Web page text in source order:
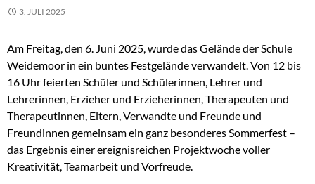
3. JULI 2025
Am Freitag, den 6. Juni 2025, wurde das Gelände der Schule
Weidemoor in ein buntes Festgelände verwandelt. Von 12 bis
16 Uhr feierten Schüler und Schülerinnen, Lehrer und
Lehrerinnen, Erzieher und Erzieherinnen, Therapeuten und
Therapeutinnen, Eltern, Verwandte und Freunde und
Freundinnen gemeinsam ein ganz besonderes Sommerfest –
das Ergebnis einer ereignisreichen Projektwoche voller
Kreativität, Teamarbeit und Vorfreude.